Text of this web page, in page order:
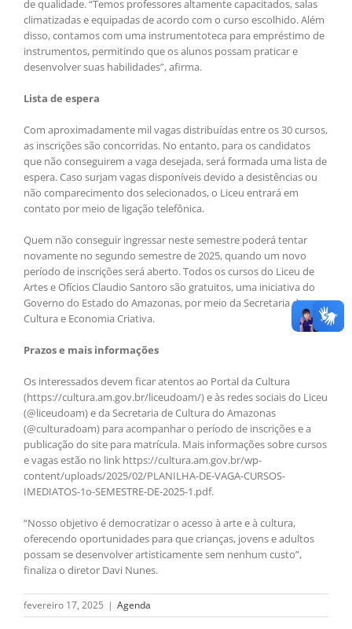
de qualidade. “Temos professores altamente capacitados, salas
climatizadas e equipadas de acordo com o curso escolhido. Além
disso, contamos com uma instrumentoteca para empréstimo de
instrumentos, permitindo que os alunos possam praticar e
desenvolver suas habilidades”, afirma.
Lista de espera
Com aproximadamente mil vagas distribuídas entre os 30 cursos,
as inscrições são concorridas. No entanto, para os candidatos
que não conseguirem a vaga desejada, será formada uma lista de
espera. Caso surjam vagas disponíveis devido a desistências ou
não comparecimento dos selecionados, o Liceu entrará em
contato por meio de ligação telefônica.
Quem não conseguir ingressar neste semestre poderá tentar
novamente no segundo semestre de 2025, quando um novo
período de inscrições será aberto. Todos os cursos do Liceu de
Artes e Ofícios Claudio Santoro são gratuitos, uma iniciativa do
Governo do Estado do Amazonas, por meio da Secretaria de
Cultura e Economia Criativa.
Prazos e mais informações
Os interessados devem ficar atentos ao Portal da Cultura
(https://cultura.am.gov.br/liceudoam/) e às redes sociais do Liceu
(@liceudoam) e da Secretaria de Cultura do Amazonas
(@culturadoam) para acompanhar o período de inscrições e a
publicação do site para matrícula. Mais informações sobre cursos
e vagas estão no link https://cultura.am.gov.br/wp-
content/uploads/2025/02/PLANILHA-DE-VAGA-CURSOS-
IMEDIATOS-1o-SEMESTRE-DE-2025-1.pdf.
“Nosso objetivo é democratizar o acesso à arte e à cultura,
oferecendo oportunidades para que crianças, jovens e adultos
possam se desenvolver artisticamente sem nenhum custo”,
finaliza o diretor Davi Nunes.
fevereiro 17, 2025 | Agenda